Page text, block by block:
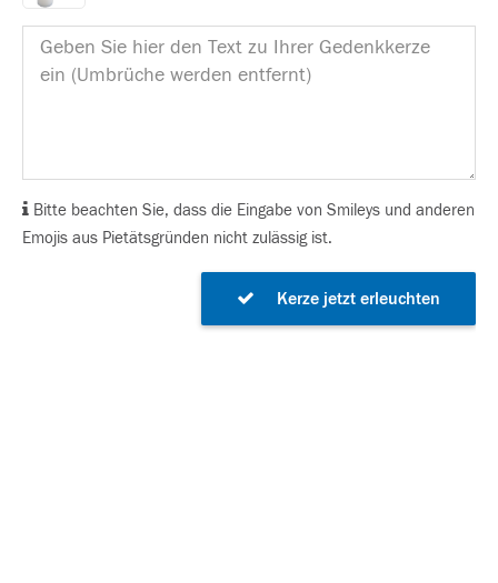
Bitte beachten Sie, dass die Eingabe von Smileys und anderen
Emojis aus Pietätsgründen nicht zulässig ist.
Kerze jetzt erleuchten